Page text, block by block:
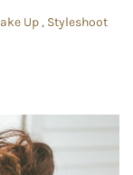
Up Styleshoot